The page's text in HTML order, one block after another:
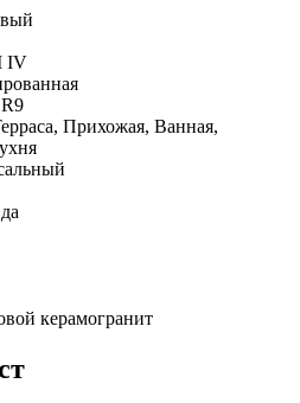
IV
R9
Прихожая, Ванная,
да
керамогранит